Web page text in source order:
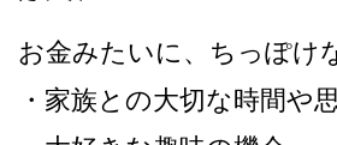
お金みたいに、ちっぽけ
・家族との大切な時間や